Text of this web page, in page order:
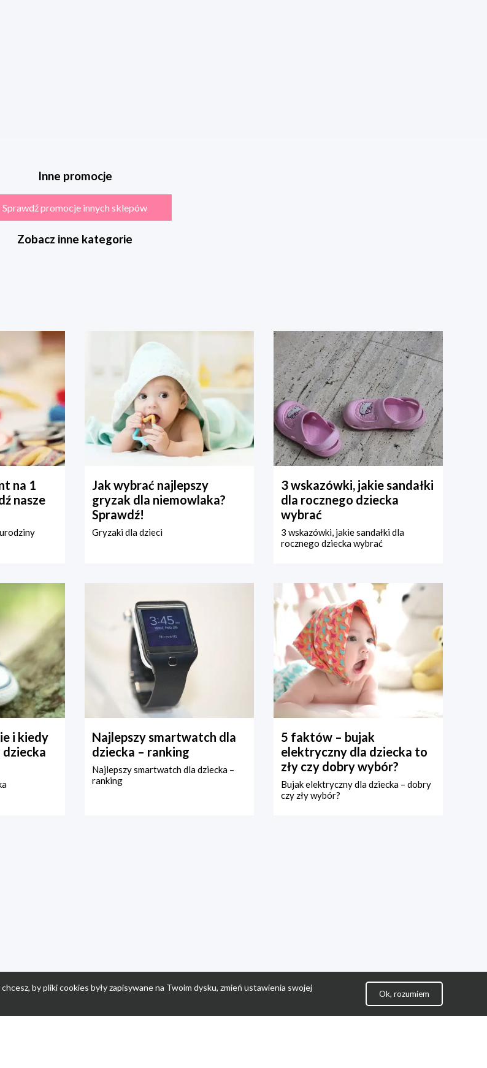
Inne promocje
Sprawdź promocje innych sklepów
Zobacz inne kategorie
na 1
nasze
Jak wybrać najlepszy
gryzak dla niemowlaka?
Sprawdź!
Gryzaki dla dzieci
3 wskazówki, jakie sandałki
dla rocznego dziecka
wybrać
3 wskazówki, jakie sandałki dla
rocznego dziecka wybrać
i kiedy
Najlepszy smartwatch dla
dziecka – ranking
Najlepszy smartwatch dla dziecka –
ranking
5 faktów – bujak
elektryczny dla dziecka to
zły czy dobry wybór?
Bujak elektryczny dla dziecka – dobry
czy zły wybór?
by pliki cookies były zapisywane na Twoim dysku, zmień ustawienia swojej
Ok, rozumiem